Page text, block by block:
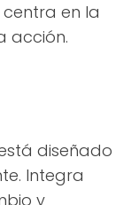
en la
acción.
diseñado
Integra
y